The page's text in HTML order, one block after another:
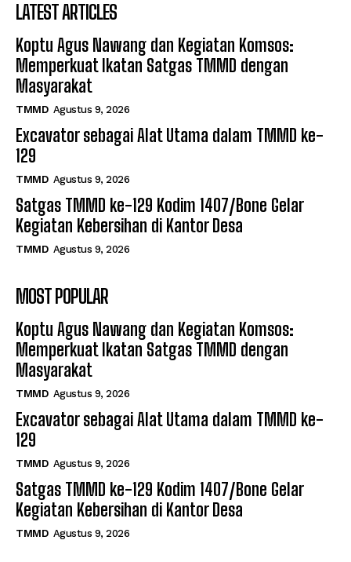
LATEST ARTICLES
Koptu Agus Nawang dan Kegiatan Komsos:
Memperkuat Ikatan Satgas TMMD dengan
Masyarakat
TMMD Agustus 9, 2026
Excavator sebagai Alat Utama dalam TMMD ke-
129
TMMD Agustus 9, 2026
Satgas TMMD ke-129 Kodim 1407/Bone Gelar
Kegiatan Kebersihan di Kantor Desa
TMMD Agustus 9, 2026
MOST POPULAR
Koptu Agus Nawang dan Kegiatan Komsos:
Memperkuat Ikatan Satgas TMMD dengan
Masyarakat
TMMD Agustus 9, 2026
Excavator sebagai Alat Utama dalam TMMD ke-
129
TMMD Agustus 9, 2026
Satgas TMMD ke-129 Kodim 1407/Bone Gelar
Kegiatan Kebersihan di Kantor Desa
TMMD Agustus 9, 2026